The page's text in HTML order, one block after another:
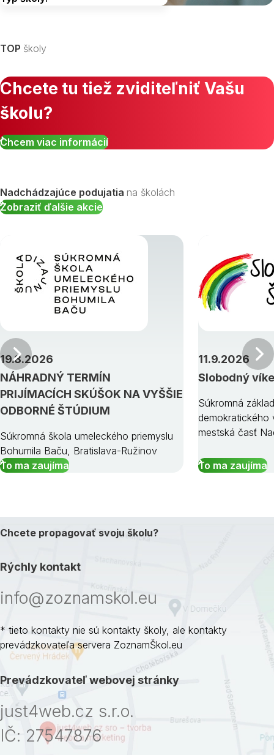
Zobraziť všetky študijné odbory »
TOP školy
Chcete tu tiež zviditeľniť Vašu
školu?
Chcem viac informácií
Nadchádzajúce podujatia na školách
Zobraziť ďalšie akcie
NÁHRADNÝ TERMÍN
PRIJÍMACÍCH SKÚŠOK NA VYŠŠIE
ODBORNÉ ŠTÚDIUM
19.8.2026
Súkromná škola umeleckého priemyslu
Bohumila Baču, Bratislava-Ružinov
To ma zaujíma
Slobodný
11.9.2026
Súkromná
demokratického
mestská časť
To ma zaujíma
Predchádzajúci
Chcete propagovať svoju školu?
Rýchly kontakt
info@zoznamskol.eu
* tieto kontakty nie sú kontakty školy, ale kontakty
prevádzkovateľa servera ZoznamŠkol.eu
Prevádzkovateľ webovej stránky
just4web.cz s.r.o.
IČ: 27547876